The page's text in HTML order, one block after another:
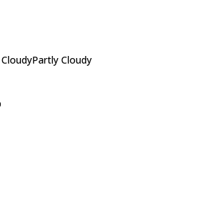
Partly Cloudy